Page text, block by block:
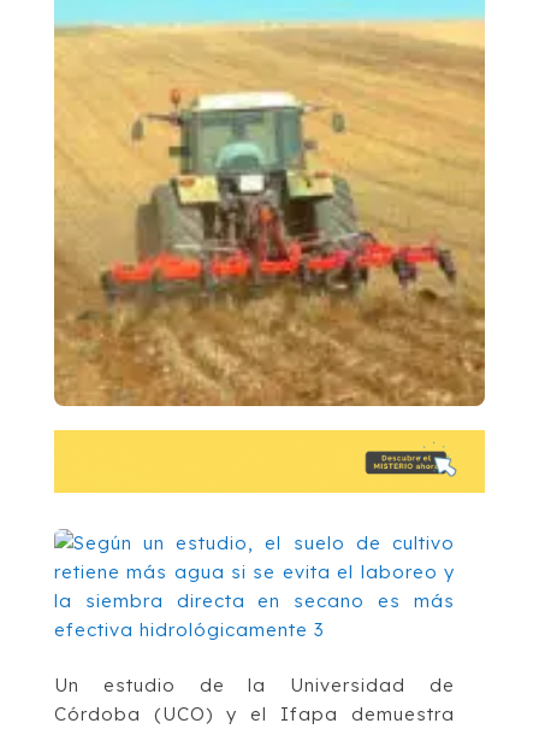
Un estudio de la Universidad de
Córdoba (UCO) y el Ifapa demuestra